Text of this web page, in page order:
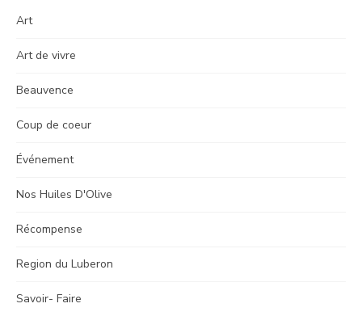
Art
Art de vivre
Beauvence
Coup de coeur
Événement
Nos Huiles D'Olive
Récompense
Region du Luberon
Savoir- Faire